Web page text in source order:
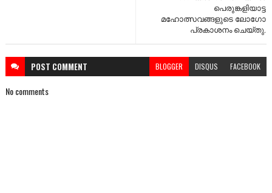
പെരുങ്കളിയാട്ട
മഹോത്സവങ്ങളുടെ ലോഗോ
പ്രകാശനം ചെയ്തു.
POST COMMENT BLOGGER DISQUS FACEBOOK
No comments